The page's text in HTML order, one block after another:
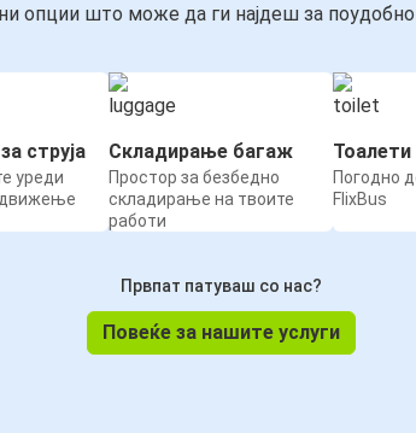
опции што може да ги најдеш за
струја
уреди
движење
Складирање багаж
Простор за безбедно
складирање на твоите
работи
Тоалети
Погодно
FlixBus
Првпат патуваш со нас?
Повеќе за нашите услуги